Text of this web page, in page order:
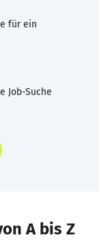
für ein
Job-Suche
A bis Z